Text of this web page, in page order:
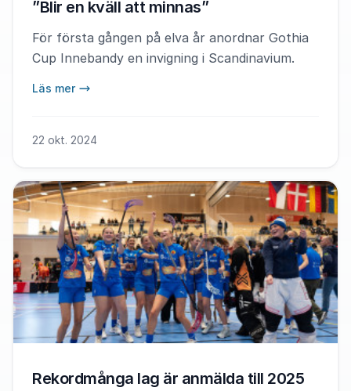
”Blir en kväll att minnas”
För första gången på elva år anordnar Gothia
Cup Innebandy en invigning i Scandinavium.
Läs mer
22 okt. 2024
Rekordmånga lag är anmälda till 2025